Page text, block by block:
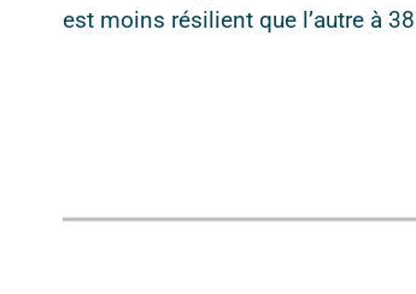
est moins résilient que l’autre à